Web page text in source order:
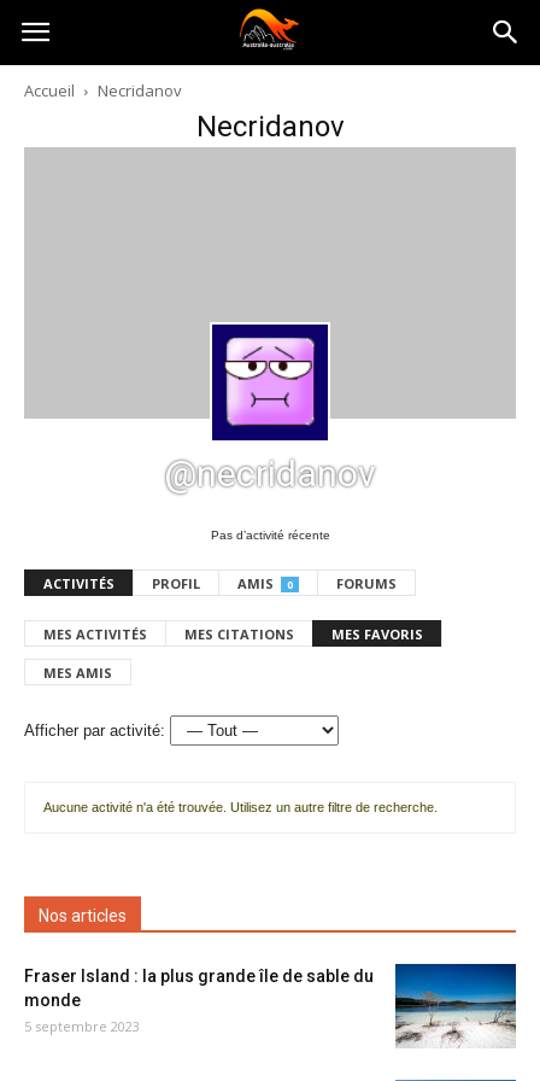
Australia-
australie.com
Accueil Necridanov
Necridanov
@necridanov
Pas d’activité récente
ACTIVITÉS PROFIL AMIS 0 FORUMS
MES ACTIVITÉS MES CITATIONS MES FAVORIS
MES AMIS
Afficher par activité:
Aucune activité n'a été trouvée. Utilisez un autre filtre de recherche.
Nos articles
Fraser Island : la plus grande île de sable du
monde
5 septembre 2023